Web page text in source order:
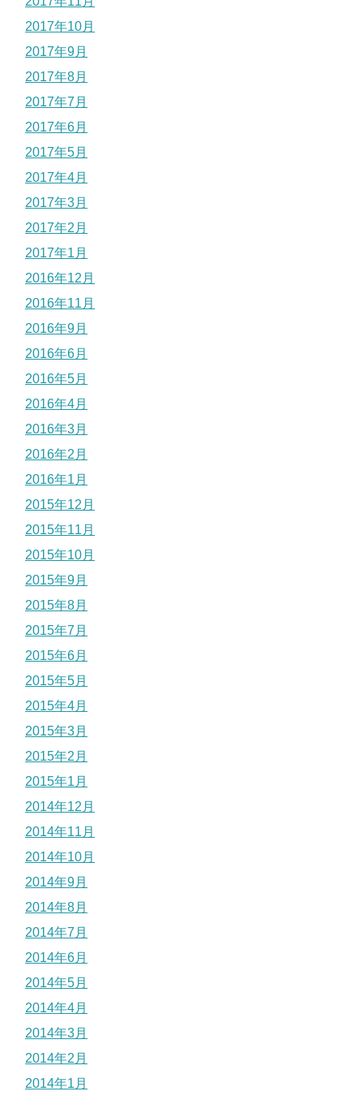
2017年10月
2017年9月
2017年8月
2017年7月
2017年6月
2017年5月
2017年4月
2017年3月
2017年2月
2017年1月
2016年12月
2016年11月
2016年9月
2016年6月
2016年5月
2016年4月
2016年3月
2016年2月
2016年1月
2015年12月
2015年11月
2015年10月
2015年9月
2015年8月
2015年7月
2015年6月
2015年5月
2015年4月
2015年3月
2015年2月
2015年1月
2014年12月
2014年11月
2014年10月
2014年9月
2014年8月
2014年7月
2014年6月
2014年5月
2014年4月
2014年3月
2014年2月
2014年1月